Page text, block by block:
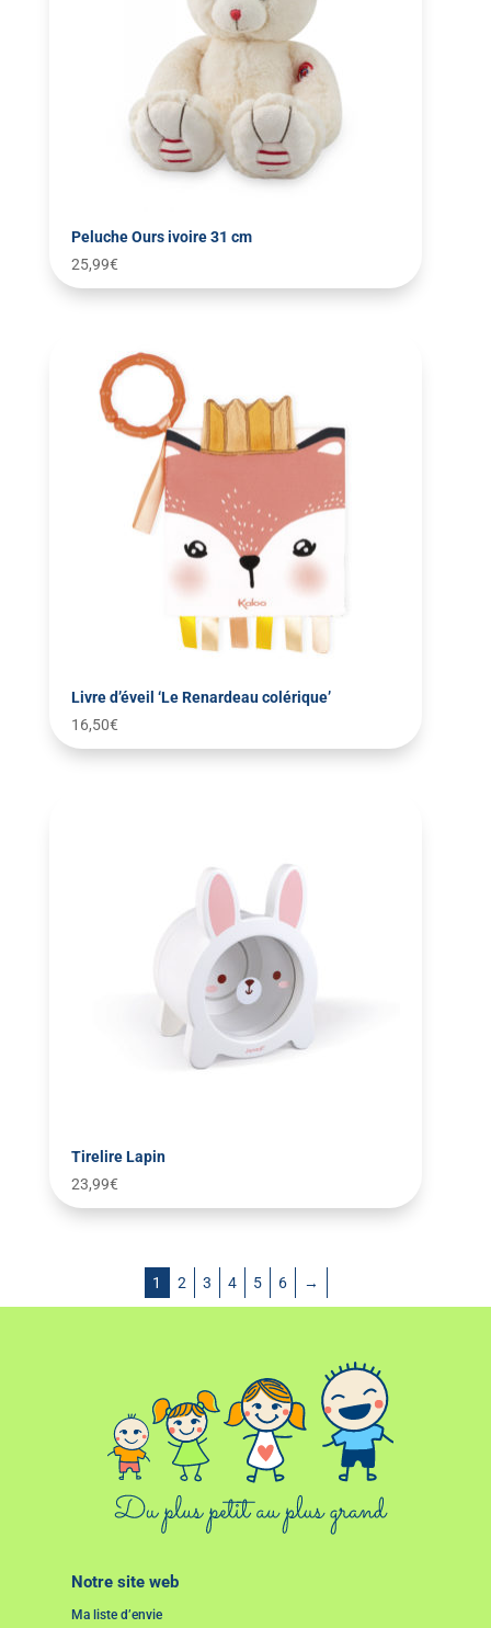
Peluche Ours ivoire 31 cm
25,99€
Livre d’éveil ‘Le Renardeau colérique’
16,50€
Tirelire Lapin
23,99€
1 2 3 4 5 6 →
Notre site web
Ma liste d’envie